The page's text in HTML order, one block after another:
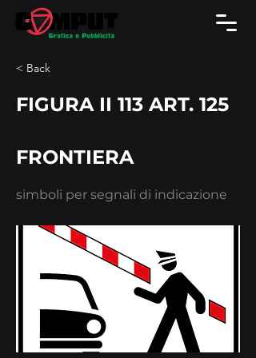
< Back
FIGURA II 113 ART. 125
FRONTIERA
simboli per segnali di indicazione